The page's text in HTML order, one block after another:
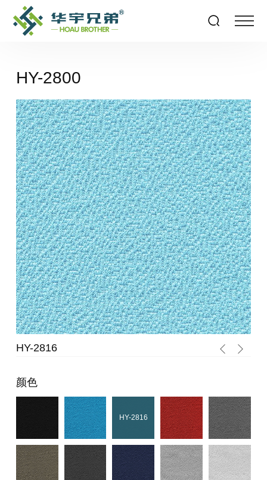
HY-2800
2816 HY-2815
颜色
HY-2816
HY-2815